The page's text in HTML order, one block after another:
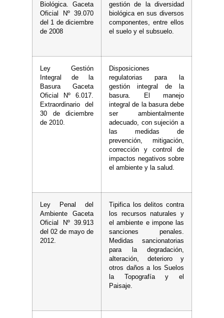
Biológica. Gaceta
Oficial Nº 39.070
del 1 de diciembre
de 2008
gestión de la diversidad
biológica en sus diversos
componentes, entre ellos
el suelo y el subsuelo.
Ley Gestión
Integral de la
Basura Gaceta
Oficial Nº 6.017.
Extraordinario del
30 de diciembre
de 2010.
Disposiciones
regulatorias para la
gestión integral de la
basura. El manejo
integral de la basura debe
ser ambientalmente
adecuado, con sujeción a
las medidas de
prevención, mitigación,
corrección y control de
impactos negativos sobre
el ambiente y la salud.
Ley Penal del
Ambiente Gaceta
Oficial Nº 39.913
del 02 de mayo de
2012.
Tipifica los delitos contra
los recursos naturales y
el ambiente e impone las
sanciones penales.
Medidas sancionatorias
para la degradación,
alteración, deterioro y
otros daños a los Suelos
la Topografía y el
Paisaje.